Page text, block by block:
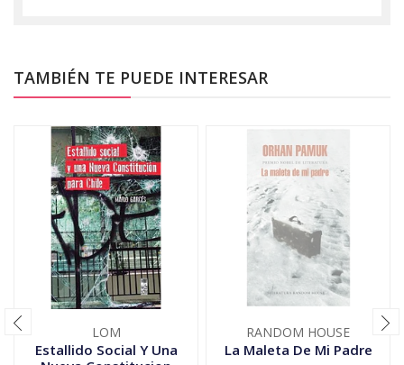
TAMBIÉN TE PUEDE INTERESAR
LOM
Estallido Social Y Una
RANDOM HOUSE
La Maleta De Mi Padre